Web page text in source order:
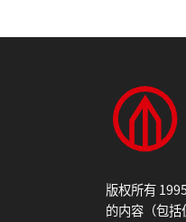
版权所有
的内容（包